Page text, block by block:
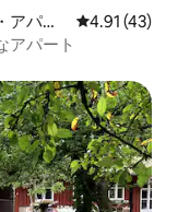
アパー
レビュー43
4.91 (43)
アパート